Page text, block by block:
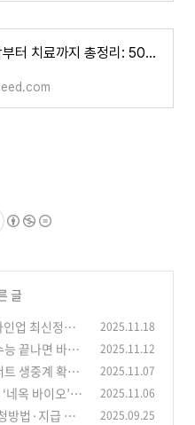
🔥“갱년기 증상부터 치료까지 총정리: 50대 여성·남성을 위한 건강 가이드”
글
업 최신정보
Awards)
(0)
2025.11.18
끝나면 바로
2025.11.12
생중계 확정
까지 총정리
2025.11.07
옥 바이오’ 출
발 본격화
(0)
2025.11.06
방법·지급 일
2025.09.25